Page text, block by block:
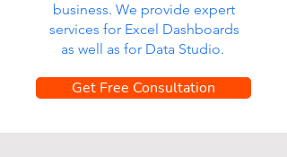
business. We provide expert
services for Excel Dashboards
as well as for Data Studio.
Get Free Consultation